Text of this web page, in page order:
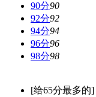
90分90
92分92
94分94
96分96
98分98
[给65分最多的]